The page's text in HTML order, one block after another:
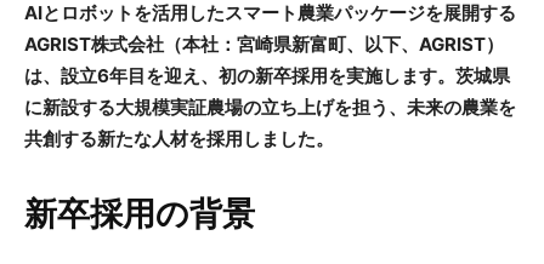
AIとロボットを活用したスマート農業パッケージを展開する
AGRIST株式会社（本社：宮崎県新富町、以下、AGRIST）
は、設立6年目を迎え、初の新卒採用を実施します。茨城県
に新設する大規模実証農場の立ち上げを担う、未来の農業を
共創する新たな人材を採用しました。
新卒採用の背景